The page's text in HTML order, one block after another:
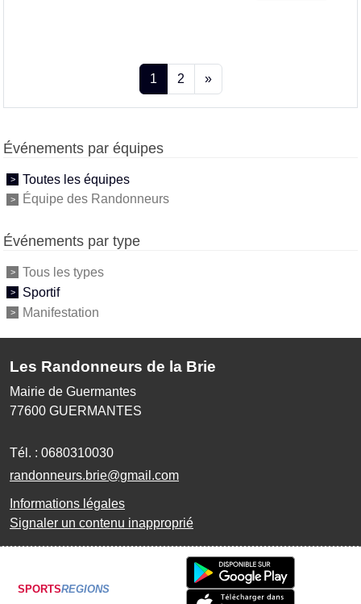
1 2 »
Événements par équipes
Toutes les équipes
Équipe des Randonneurs
Événements par type
Tous les types
Sportif
Manifestation
Les Randonneurs de la Brie
Mairie de Guermantes
77600 GUERMANTES
Tél. : 0680310030
randonneurs.brie@gmail.com
Informations légales
Signaler un contenu inapproprié
SPORTSREGIONS